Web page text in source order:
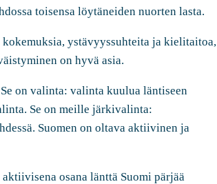
toisensa löytäneiden nuorten lasta.
ystävyyssuhteita ja kielitaitoa,
on hyvä asia.
on valinta: valinta kuulua läntiseen
Se on meille järkivalinta:
Suomen on oltava aktiivinen ja
osana länttä Suomi pärjää